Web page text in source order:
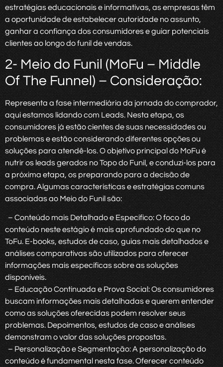
estratégias educacionais e informativas, as empresas têm
a oportunidade de estabelecer autoridade no assunto,
ganhar a confiança dos consumidores e guiar potenciais
clientes ao longo do funil de vendas.
2- Meio do Funil (MoFu – Middle
Of The Funnel) – Consideração:
Representa a fase intermediária da jornada do comprador,
aqui estamos lidando com Leads. Nesta etapa, os
consumidores já estão cientes de suas necessidades ou
problemas e estão considerando diferentes opções ou
soluções para atendê-los. O objetivo principal do MoFu é
nutrir os leads gerados no Topo do Funil, e conduzi-los para
a próxima etapa, os preparando para a decisão de
compra. Algumas características e estratégias comuns
associadas ao Meio do Funil são:
– Conteúdo mais Detalhado e Específico: O foco do
conteúdo neste estágio é mais aprofundado do que no
ToFu. E-books, estudos de caso, guias mais detalhados e
análises comparativas são utilizados para oferecer
informações mais específicas sobre as soluções
disponíveis.
– Educação Continuada e Prova Social: Os consumidores
buscam informações mais detalhadas e querem entender
como as soluções oferecidas podem resolver seus
problemas. Depoimentos, estudos de caso e análises
demonstram o valor das soluções propostas.
– Personalização e Segmentação: A personalização do
conteúdo é fundamental nesta fase. Oferecer conteúdo